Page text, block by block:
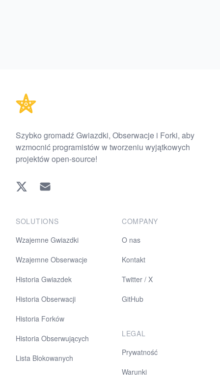
Szybko gromadź Gwiazdki, Obserwacje i Forki, aby
wzmocnić programistów w tworzeniu wyjątkowych
projektów open-source!
Twitter EMAIL
SOLUTIONS
Wzajemne Gwiazdki
Wzajemne Obserwacje
Historia Gwiazdek
Historia Obserwacji
Historia Forków
Historia Obserwujących
Lista Blokowanych
COMPANY
O nas
Kontakt
Twitter / X
GitHub
LEGAL
Prywatność
Warunki